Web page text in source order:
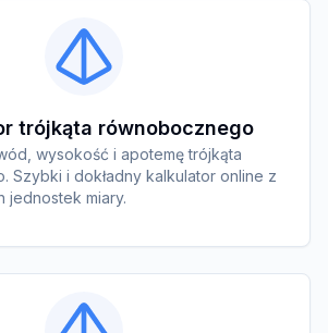
trójkąta równobocznego
wysokość i apotemę trójkąta
Szybki i dokładny kalkulator online z
jednostek miary.